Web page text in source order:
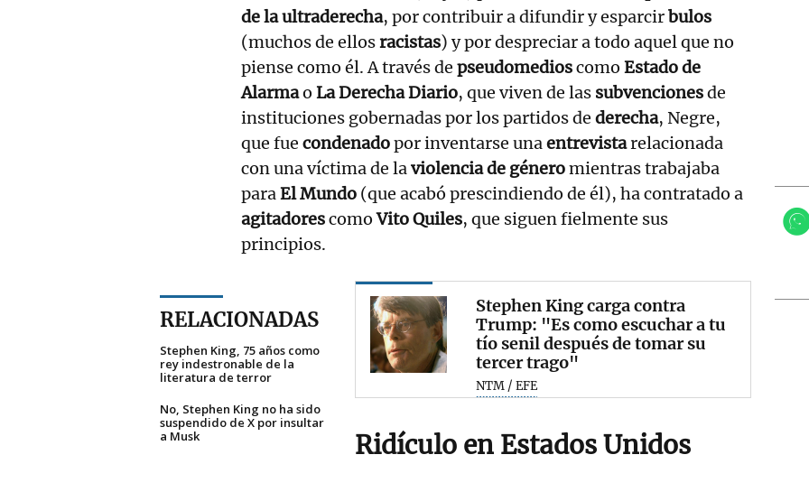
de la ultraderecha, por contribuir a difundir y esparcirbulos
(muchos de ellosracistas) y por despreciar a todo aquel que no
piense como él. A través de pseudomedioscomo Estado de
Alarmao La Derecha Diario, que viven de las subvencionesde
instituciones gobernadas por los partidos de derecha, Negre,
que fue condenadopor inventarse unaentrevistarelacionada
con una víctima de laviolencia de géneromientras trabajaba
paraEl Mundo (que acabó prescindiendo de él), ha contratado a
agitadorescomoVito Quiles, que siguen fielmente sus
principios.
RELACIONADAS
Stephen King, 75 años como
rey indestronable de la
literatura de terror
No, Stephen King no ha sido
suspendido de X por insultar
a Musk
Stephen King carga contra
Trump: "Es como escuchar a tu
tío senil después de tomar su
tercer trago"
NTM / EFE
Ridículo en Estados Unidos